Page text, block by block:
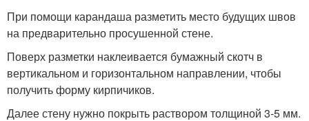
При помощи карандаша разметить место будущих швов
на предварительно просушенной стене.
Поверх разметки наклеивается бумажный скотч в
вертикальном и горизонтальном направлении, чтобы
получить форму кирпичиков.
Далее стену нужно покрыть раствором толщиной 3-5 мм.